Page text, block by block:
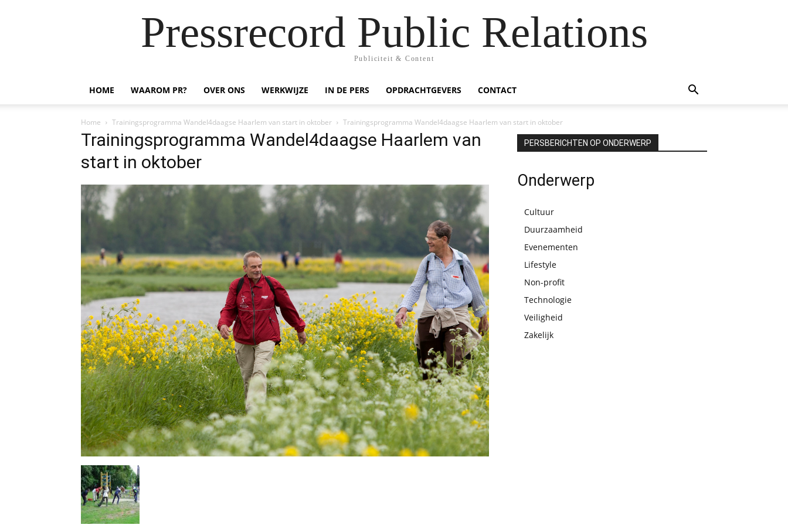
Pressrecord Public Relations
Publiciteit & Content
HOME WAAROM PR? OVER ONS WERKWIJZE IN DE PERS OPDRACHTGEVERS CONTACT
Home Trainingsprogramma Wandel4daagse Haarlem van start in oktober Trainingsprogramma Wandel4daagse Haarlem van start in oktober
Trainingsprogramma Wandel4daagse Haarlem van
start in oktober
PERSBERICHTEN OP ONDERWERP
Onderwerp
Cultuur
Duurzaamheid
Evenementen
Lifestyle
Non-profit
Technologie
Veiligheid
Zakelijk